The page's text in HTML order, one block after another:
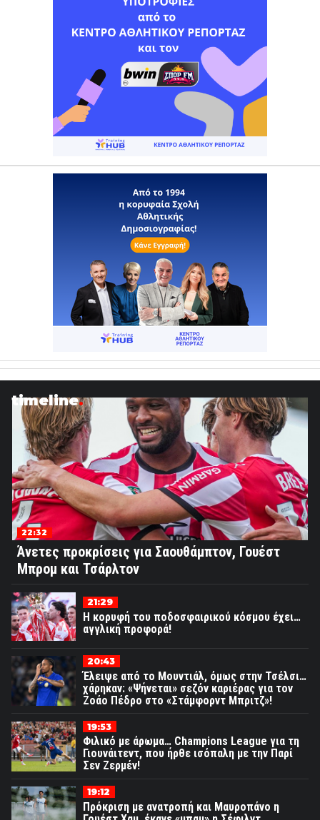
timeline
22:32
Άνετες προκρίσεις για Σαουθάμπτον, Γουέστ
Μπρομ και Τσάρλτον
21:29
Η κορυφή του ποδοσφαιρικού κόσμου έχει…
αγγλική προφορά!
20:43
Έλειψε από το Μουντιάλ, όμως στην Τσέλσι…
χάρηκαν: «Ψήνεται» σεζόν καριέρας για τον
Ζοάο Πέδρο στο «Στάμφορντ Μπριτζ»!
19:53
Φιλικό με άρωμα… Champions League για τη
Γιουνάιτεντ, που ήρθε ισόπαλη με την Παρί
Σεν Ζερμέν!
19:12
Πρόκριση με ανατροπή και Μαυροπάνο η